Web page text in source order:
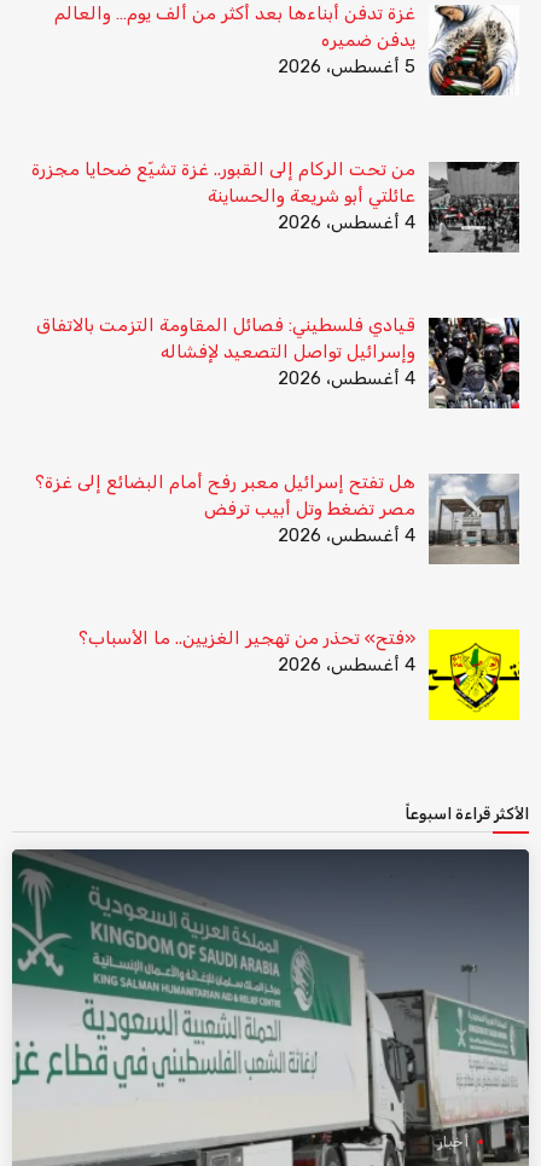
غزة تدفن أبناءها بعد أكثر من ألف يوم… والعالم
يدفن ضميره
5 أغسطس، 2026
من تحت الركام إلى القبور.. غزة تشيّع ضحايا مجزرة
عائلتي أبو شريعة والحساينة
4 أغسطس، 2026
قيادي فلسطيني: فصائل المقاومة التزمت بالاتفاق
وإسرائيل تواصل التصعيد لإفشاله
4 أغسطس، 2026
هل تفتح إسرائيل معبر رفح أمام البضائع إلى غزة؟
مصر تضغط وتل أبيب ترفض
4 أغسطس، 2026
«فتح» تحذر من تهجير الغزيين.. ما الأسباب؟
4 أغسطس، 2026
الأكثر قراءة اسبوعاً
أخبار